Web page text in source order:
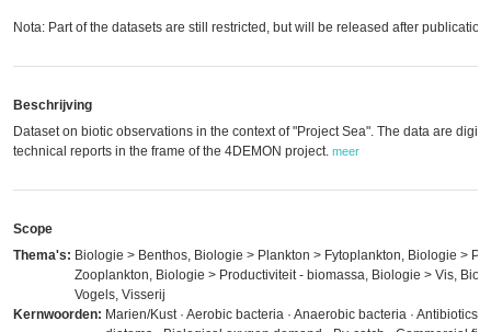
Nota: Part of the datasets are still restricted, but will be released after publication.
Beschrijving
Dataset on biotic observations in the context of "Project Sea". The data are
technical reports in the frame of the 4DEMON project. meer
Scope
Thema's: Biologie > Benthos, Biologie > Plankton > Fytoplankton, Biologie >
Zooplankton, Biologie > Productiviteit - biomassa, Biologie > Vis,
Vogels, Visserij
Kernwoorden: Marien/Kust · Aerobic bacteria · Anaerobic bacteria · Antibiotics ·